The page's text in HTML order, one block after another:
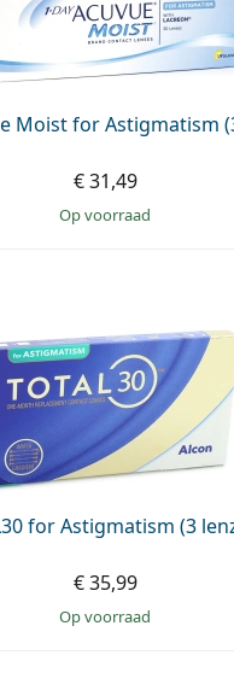
Moist for Astigmatism
€ 31,49
op voorraad
for Astigmatism (3
€ 35,99
op voorraad